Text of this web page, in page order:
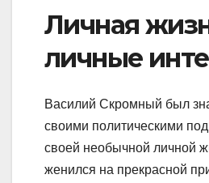
Личная
личные
Василий Скромный был
своими политическими
своей необычной личной
женился на прекрасной